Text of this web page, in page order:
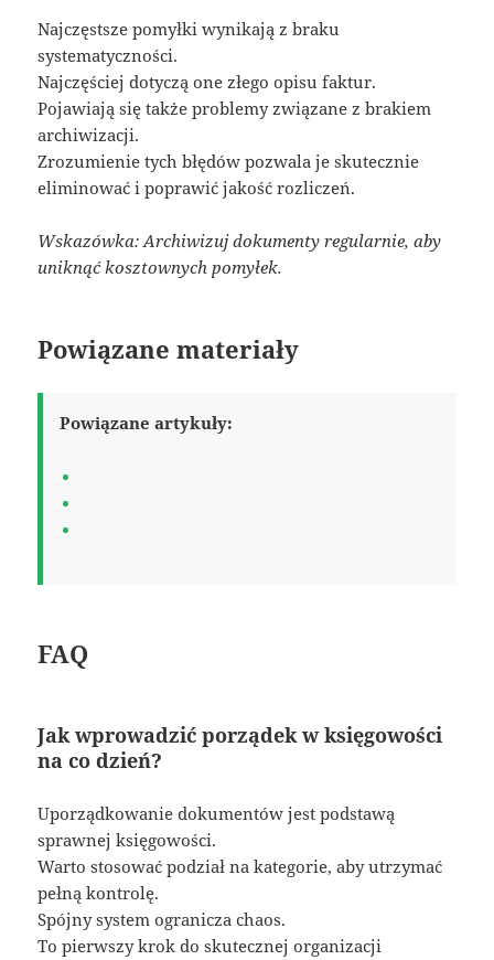
Najczęstsze pomyłki wynikają z braku
systematyczności.
Najczęściej dotyczą one złego opisu faktur.
Pojawiają się także problemy związane z brakiem
archiwizacji.
Zrozumienie tych błędów pozwala je skutecznie
eliminować i poprawić jakość rozliczeń.
Wskazówka: Archiwizuj dokumenty regularnie, aby
uniknąć kosztownych pomyłek.
Powiązane materiały
Powiązane artykuły:
FAQ
Jak wprowadzić porządek w księgowości
na co dzień?
Uporządkowanie dokumentów jest podstawą
sprawnej księgowości.
Warto stosować podział na kategorie, aby utrzymać
pełną kontrolę.
Spójny system ogranicza chaos.
To pierwszy krok do skutecznej organizacji